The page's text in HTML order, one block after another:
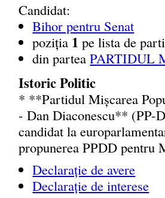
Candidat:
Bihor pentru Senat
poziția 1 pe lista de
din parteaPARTIDUL
Istoric Politic
* **Partidul Mișcarea
- Dan Diaconescu** (PP-
candidat la
propunerea PPDD pentru
Declarație de avere
Declarație de interese